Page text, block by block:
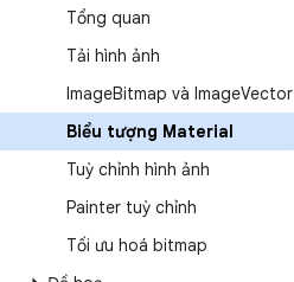
Tổng quan
Tải hình ảnh
ImageBitmap và ImageVector
Biểu tượng Material
Tuỳ chỉnh hình ảnh
Painter tuỳ chỉnh
Tối ưu hoá bitmap